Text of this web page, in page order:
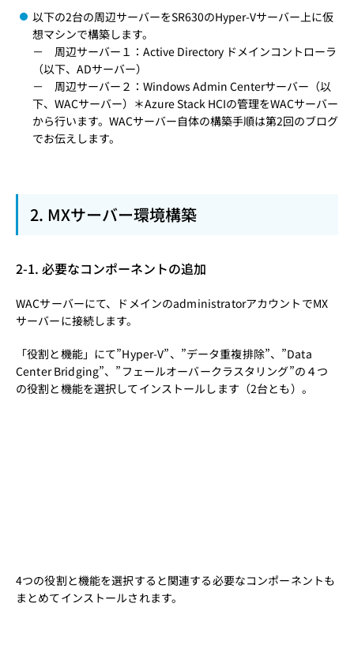
以下の2台の周辺サーバーをSR630のHyper-Vサーバー上に仮
想マシンで構築します。
－ 周辺サーバー１：Active Directory ドメインコントローラ
（以下、ADサーバー）
－ 周辺サーバー２：Windows Admin Centerサーバー（以
下、WACサーバー）＊Azure Stack HCIの管理をWACサーバー
から行います。WACサーバー自体の構築手順は第2回のブログ
でお伝えします。
2. MXサーバー環境構築
2-1. 必要なコンポーネントの追加
WACサーバーにて、ドメインのadministratorアカウントでMX
サーバーに接続します。
「役割と機能」にて”Hyper-V”、”データ重複排除”、”Data
Center Bridging”、”フェールオーバークラスタリング”の４つ
の役割と機能を選択してインストールします（2台とも）。
4つの役割と機能を選択すると関連する必要なコンポーネントも
まとめてインストールされます。